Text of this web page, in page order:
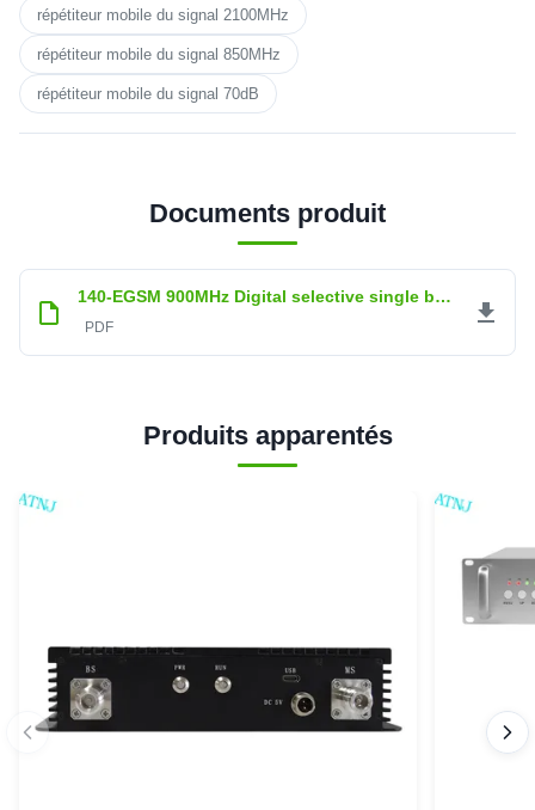
répétiteur mobile du signal 2100MHz
répétiteur mobile du signal 850MHz
répétiteur mobile du signal 70dB
Documents produit
140-EGSM 900MHz Digital selective single band.pdf
PDF
Produits apparentés